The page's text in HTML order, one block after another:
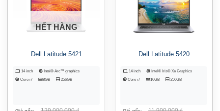
HẾT HÀNG
Dell Latitude 5421
14 inch
Intel® Arc™ graphics
Core i7
8GB 256GB
Dell Latitude 5420
14 inch
Intel® Iris® Xe Graphics
Core i7
16GB 256GB